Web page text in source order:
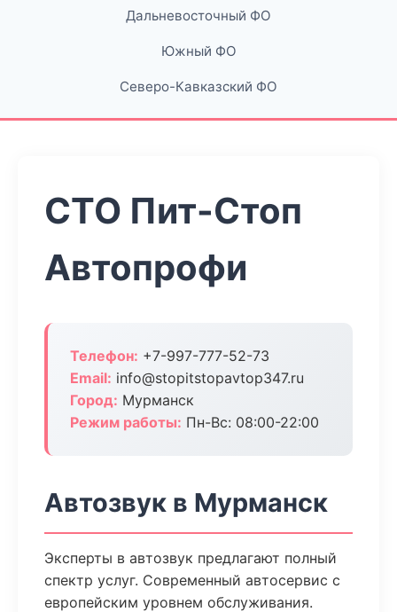
Дальневосточный ФО
Южный ФО
Северо-Кавказский ФО
СТО Пит-Стоп
Автопрофи
Телефон: +7-997-777-52-73
Email: info@stopitstopavtop347.ru
Город: Мурманск
Режим работы: Пн-Вс: 08:00-22:00
Автозвук в Мурманск
Эксперты в автозвук предлагают полный
спектр услуг. Современный автосервис с
европейским уровнем обслуживания.